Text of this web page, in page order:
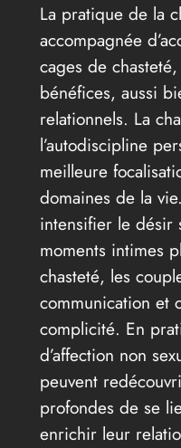
La pratique de la
accompagnée
cages de
bénéfices, aussi
relationnels. La
l’autodiscipline
meilleure
domaines de la
intensifier le désir
moments intimes
chasteté, les
communication et
complicité. En
d’affection non
peuvent
profondes de se
enrichir leur